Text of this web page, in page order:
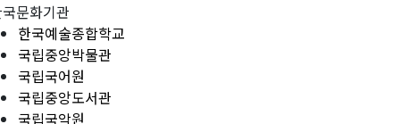
문화기관
한국예술종합학교
국립중앙박물관
국립국어원
국립중앙도서관
국립국악원